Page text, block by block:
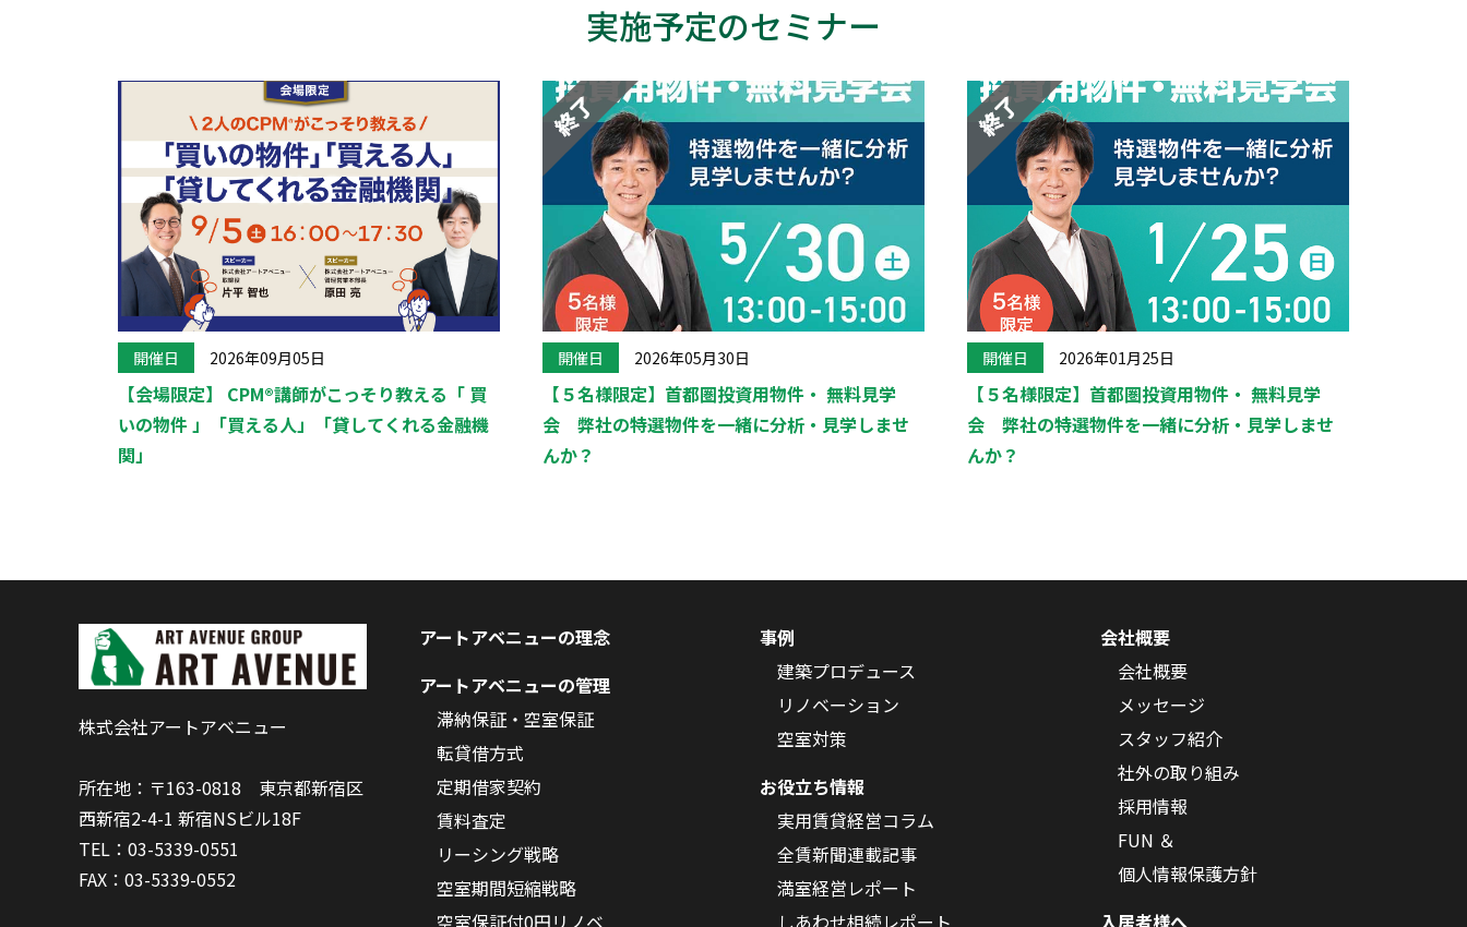
実施予定のセミナー
開催日 2026年09月05日
【会場限定】 CPM®講師がこっそり教える「 買
いの物件 」「買える人」「貸してくれる金融機
関」
開催日 2026年05月30日
【５名様限定】首都圏投資用物件・ 無料見学
会 弊社の特選物件を一緒に分析・見学しませ
んか？
開催日 2026年01月25日
【５名様限定】首都圏投資用物件・ 無料見学
会 弊社の特選物件を一緒に分析・見学しませ
んか？
株式会社アートアベニュー
所在地：〒163-0818 東京都新宿区
西新宿2-4-1 新宿NSビル18F
TEL：03-5339-0551
FAX：03-5339-0552
アートアベニューの理念
アートアベニューの管理
滞納保証・空室保証
転貸借方式
定期借家契約
賃料査定
リーシング戦略
空室期間短縮戦略
事例
建築プロデュース
リノベーション
空室対策
お役立ち情報
実用賃貸経営コラム
全賃新聞連載記事
満室経営レポート
会社概要
会社概要
メッセージ
スタッフ紹介
社外の取り組み
採用情報
FUN ＆
個人情報保護方針